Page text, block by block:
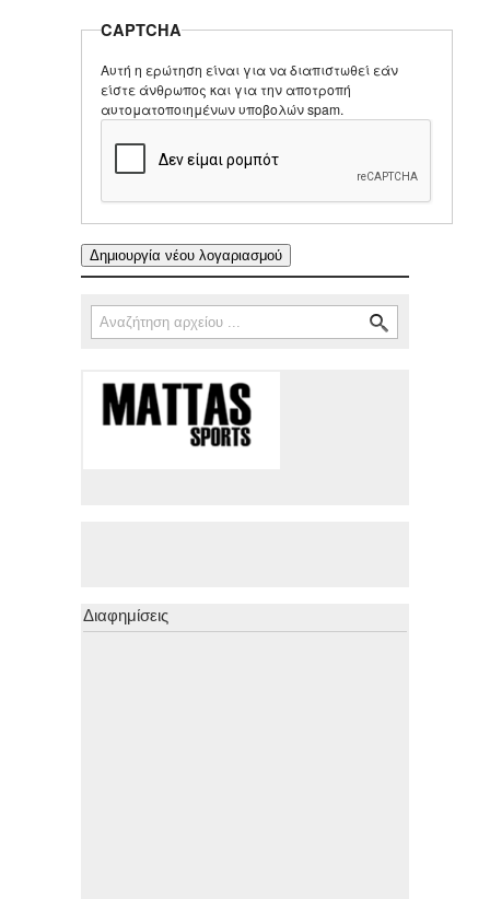
CAPTCHA
Αυτή η ερώτηση είναι για να διαπιστωθεί εάν
είστε άνθρωπος και για την αποτροπή
αυτοματοποιημένων υποβολών spam.
Φόρμα αναζήτησης
Αναζήτηση
Διαφημίσεις